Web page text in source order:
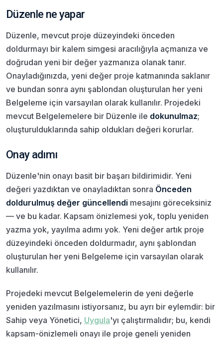
Düzenle ne yapar
Düzenle, mevcut proje düzeyindeki önceden
doldurmayı bir kalem simgesi aracılığıyla açmanıza ve
doğrudan yeni bir değer yazmanıza olanak tanır.
Onayladığınızda, yeni değer proje katmanında saklanır
ve bundan sonra aynı şablondan oluşturulan her yeni
Belgeleme için varsayılan olarak kullanılır. Projedeki
mevcut Belgelemelere bir Düzenle ile dokunulmaz;
oluşturulduklarında sahip oldukları değeri korurlar.
Onay adımı
Düzenle'nin onayı basit bir başarı bildirimidir. Yeni
değeri yazdıktan ve onayladıktan sonra Önceden
doldurulmuş değer güncellendi mesajını göreceksiniz
— ve bu kadar. Kapsam önizlemesi yok, toplu yeniden
yazma yok, yayılma adımı yok. Yeni değer artık proje
düzeyindeki önceden doldurmadır, aynı şablondan
oluşturulan her yeni Belgeleme için varsayılan olarak
kullanılır.
Projedeki mevcut Belgelemelerin de yeni değerle
yeniden yazılmasını istiyorsanız, bu ayrı bir eylemdir: bir
Sahip veya Yönetici, Uygula'yı çalıştırmalıdır; bu, kendi
kapsam-önizlemeli onayı ile proje geneli yeniden